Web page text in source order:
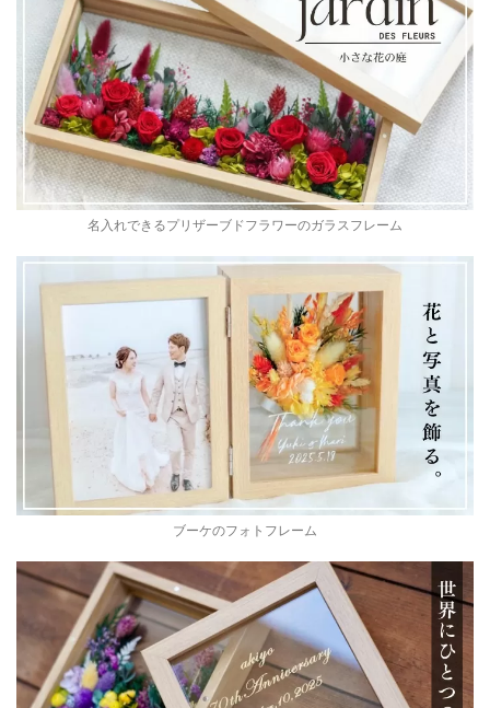
名入れできるプリザーブドフラワーのガラスフレーム
ブーケのフォトフレーム